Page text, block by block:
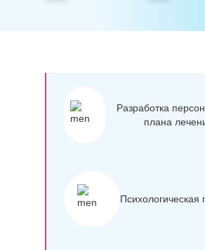
Разработка
плана
Психологическая